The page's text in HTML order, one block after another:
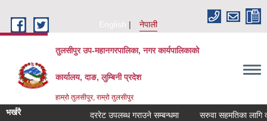
English
नेपाली
तुलसीपुर उप-महानगरपालिका, नगर कार्यपालिकाको
कार्यालय, दाङ, लुम्बिनी प्रदेश
हाम्रो तुलसीपुर, राम्रो तुलसीपुर
भर्खरै दररेट उपलब्ध गराउने सम्बन्धमा सरुवा सहमतिका लागि